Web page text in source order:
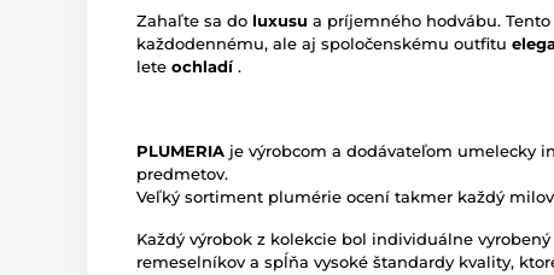
Zahaľte sa do luxusu a príjemného hodvábu. Tento
každodennému, ale aj spoločenskému outfitu
lete ochladí.
PLUMERIA je výrobcom a dodávateľom umelecky
predmetov.
Veľký sortiment plumérie ocení takmer každý
Každý výrobok z kolekcie bol individuálne
remeselníkov a spĺňa vysoké štandardy kvality,